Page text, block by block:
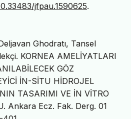
jfpau.1590625.
Ghodratı, Tansel
KORNEA AMELİYATLARI
GÖZ
İN-SİTU HİDROJEL
TASARIMI VE İN VİTRO
Ankara Ecz. Fak. Derg. 01